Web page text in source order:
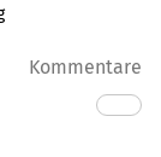
Kommentare